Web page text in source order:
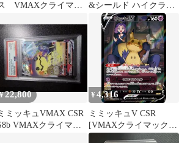
VMAXクライマッ
マ 白熱
&シールド ハイクラス
パック VMAXクライマ
ックス…
¥22,800
ミッキュVMAX CSR
VMAXクライマッ
¥4,316
ミミッキュV CSR
[VMAXクライマック
ス] S8b 233/184 傷有り